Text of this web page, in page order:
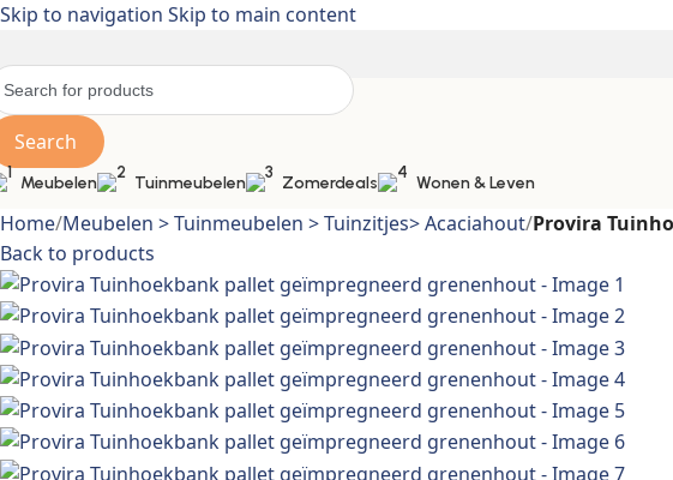
Skip to navigation Skip to main content
Search
Meubelen Tuinmeubelen Zomerdeals Wonen & Leven
Home/Meubelen > Tuinmeubelen > Tuinzitjes> Acaciahout/Provira
Back to products